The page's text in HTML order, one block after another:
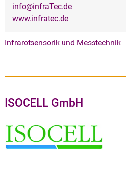
info@infraTec.de
www.infratec.de
Infrarotsensorik und Messtechnik
ISOCELL GmbH